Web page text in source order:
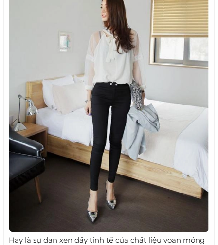
Hay là sự đan xen đầy tinh tế của chất liệu voan mỏng